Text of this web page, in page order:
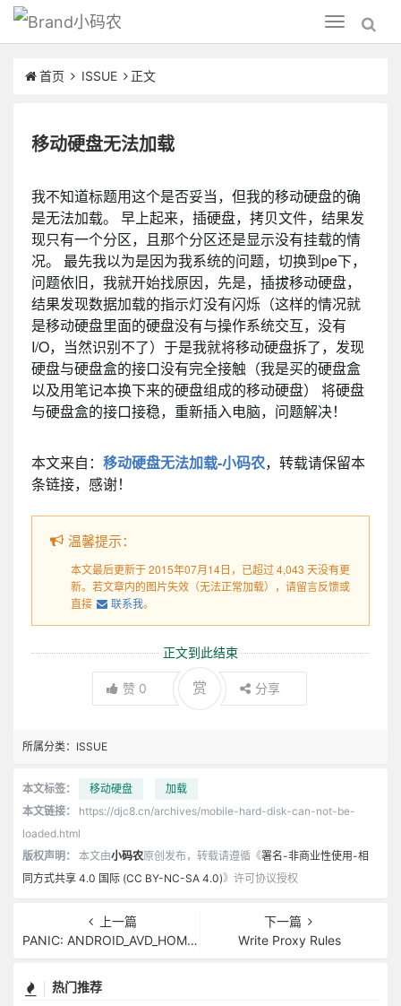
Toggle
navigation
小码农
首页 ISSUE 正文
移动硬盘无法加载
我不知道标题用这个是否妥当，但我的移动硬盘的确
是无法加载。 早上起来，插硬盘，拷贝文件，结果发
现只有一个分区，且那个分区还是显示没有挂载的情
况。 最先我以为是因为我系统的问题，切换到pe下，
问题依旧，我就开始找原因，先是，插拔移动硬盘，
结果发现数据加载的指示灯没有闪烁（这样的情况就
是移动硬盘里面的硬盘没有与操作系统交互，没有
I/O，当然识别不了）于是我就将移动硬盘拆了，发现
硬盘与硬盘盒的接口没有完全接触（我是买的硬盘盒
以及用笔记本换下来的硬盘组成的移动硬盘） 将硬盘
与硬盘盒的接口接稳，重新插入电脑，问题解决！
本文来自： 移动硬盘无法加载-小码农，转载请保留本
条链接，感谢！
温馨提示：
本文最后更新于 2015年07月14日，已超过 4,043 天没有更
新。若文章内的图片失效（无法正常加载），请留言反馈或
直接
联系我。
正文到此结束
赞 0 赏 分享
所属分类： ISSUE
本文标签： 移动硬盘
加载
本文链接：
https://djc8.cn/archives/mobile-hard-disk-can-not-be-
loaded.html
版权声明：
本文由小码农原创发布，转载请遵循《署名-非商业性使用-相
同方式共享 4.0 国际 (CC BY-NC-SA 4.0)》许可协议授权
上一篇
PANIC: ANDROID_AVD_HOME is defined but could not find *.ini file..
下一篇
Write Proxy Rules
热门推荐